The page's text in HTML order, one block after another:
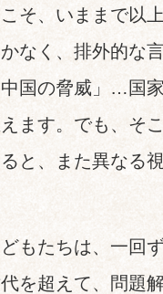
そ、いままで以
なく、排外的な
国の脅威」…国
ます。でも、そ
と、また異なる
もたちは、一回
を超えて、問題